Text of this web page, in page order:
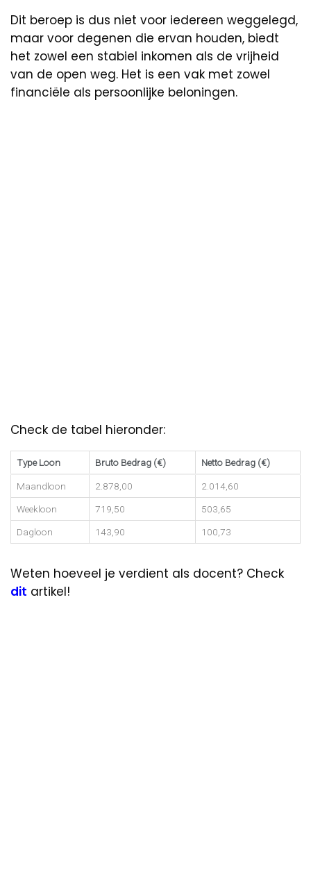
Dit beroep is dus niet voor iedereen weggelegd,
maar voor degenen die ervan houden, biedt
het zowel een stabiel inkomen als de vrijheid
van de open weg. Het is een vak met zowel
financiële als persoonlijke beloningen.
Check de tabel hieronder:
Type Loon Bruto Bedrag (€) Netto Bedrag (€)
Maandloon 2.878,00 2.014,60
Weekloon 719,50 503,65
Dagloon 143,90 100,73
Weten hoeveel je verdient als docent? Check
dit artikel!